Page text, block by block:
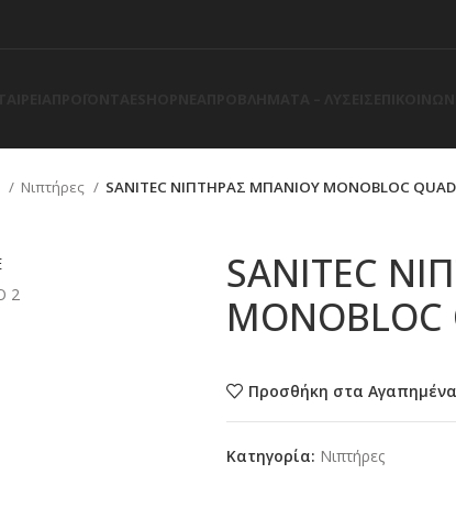
Νιπτήρες SANITEC ΝΙΠΤΗΡΑΣ ΜΠΑΝΙΟΥ MONOBLOC QUAD
SANITEC
MONOBLOC
Προσθήκη στα Αγαπημένα
Κατηγορία: Νιπτήρες